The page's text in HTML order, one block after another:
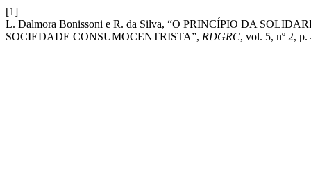
[1]
L. Dalmora Bonissoni e R. da Silva, “O PRINCÍPIO DA
SOCIEDADE CONSUMOCENTRISTA”, RDGRC, vol. 5, nº 2,